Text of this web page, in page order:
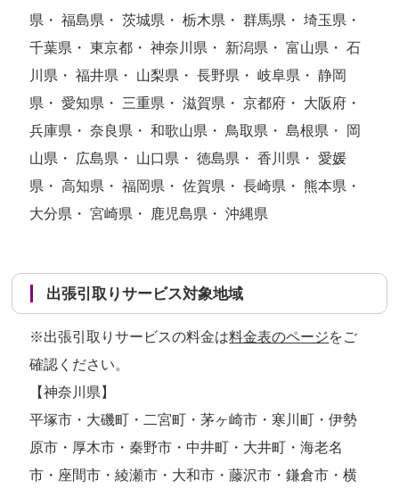
県・ 福島県・ 茨城県・ 栃木県・ 群馬県・ 埼玉県・
千葉県・ 東京都・ 神奈川県・ 新潟県・ 富山県・ 石
川県・ 福井県・ 山梨県・ 長野県・ 岐阜県・ 静岡
県・ 愛知県・ 三重県・ 滋賀県・ 京都府・ 大阪府・
兵庫県・ 奈良県・ 和歌山県・ 鳥取県・ 島根県・ 岡
山県・ 広島県・ 山口県・ 徳島県・ 香川県・ 愛媛
県・ 高知県・ 福岡県・ 佐賀県・ 長崎県・ 熊本県・
大分県・ 宮崎県・ 鹿児島県・ 沖縄県
出張引取りサービス対象地域
※出張引取りサービスの料金は料金表のページをご
確認ください。
【神奈川県】
平塚市・大磯町・二宮町・茅ヶ崎市・寒川町・伊勢
原市・厚木市・秦野市・中井町・大井町・海老名
市・座間市・綾瀬市・大和市・藤沢市・鎌倉市・横